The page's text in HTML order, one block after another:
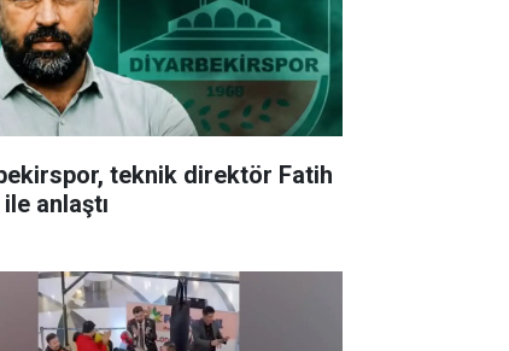
teknik direktör Fatih
anlaştı